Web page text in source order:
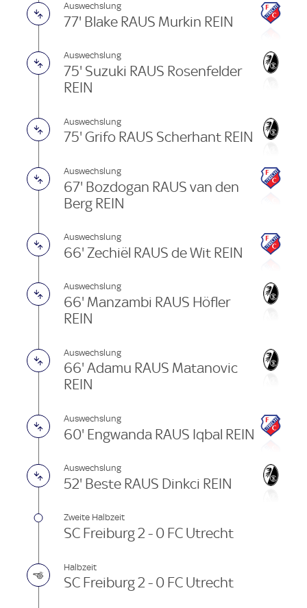
Auswechslung
77' Blake RAUS Murkin REIN
Auswechslung
75' Suzuki RAUS Rosenfelder
REIN
Auswechslung
75' Grifo RAUS Scherhant REIN
Auswechslung
67' Bozdogan RAUS van den
Berg REIN
Auswechslung
66' Zechiël RAUS de Wit REIN
Auswechslung
66' Manzambi RAUS Höfler
REIN
Auswechslung
66' Adamu RAUS Matanovic
REIN
Auswechslung
60' Engwanda RAUS Iqbal REIN
Auswechslung
52' Beste RAUS Dinkci REIN
Zweite Halbzeit
SC Freiburg 2 - 0 FC Utrecht
Halbzeit
SC Freiburg 2 - 0 FC Utrecht